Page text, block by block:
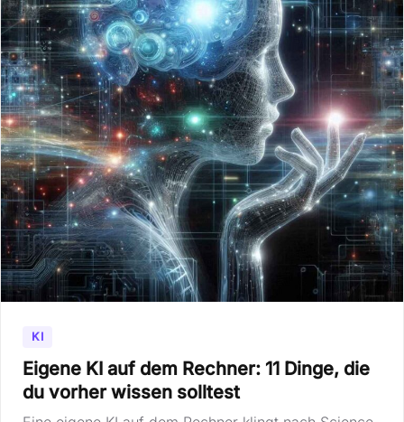
KI
Eigene KI auf dem Rechner: 11 Dinge, die
du vorher wissen solltest